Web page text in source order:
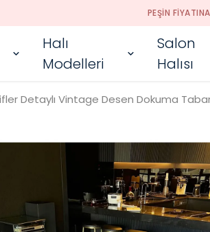
PEŞIN
Halı
Modelleri
Salon
Halısı
Detaylı Vintage Desen Dokuma